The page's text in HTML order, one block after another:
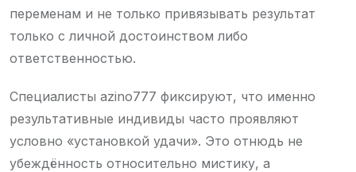
переменам и не только привязывать результат
только с личной достоинством либо
ответственностью.
Специалисты azino777 фиксируют, что именно
результативные индивиды часто проявляют
условно «установкой удачи». Это отнюдь не
убеждённость относительно мистику, а